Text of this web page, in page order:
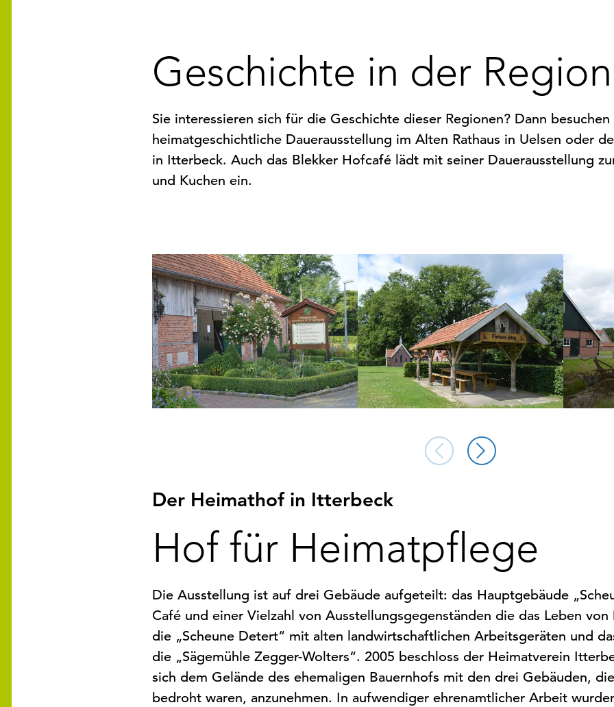
n
d
i
r
:
Geschichte in der
Sie interessieren sich für die Geschichte dieser Regionen? Dann
heimatgeschichtliche Dauerausstellung im Alten Rathaus in Uelsen oder
in Itterbeck. Auch das Blekker Hofcafé lädt mit seiner Dauerausstellung
und Kuchen ein.
Der Heimathof in Itterbeck
Hof für Heimatpflege
Die Ausstellung ist auf drei Gebäude aufgeteilt: das Hauptgebäude
Café und einer Vielzahl von Ausstellungsgegenständen die das Leben
die „Scheune Detert“ mit alten landwirtschaftlichen Arbeitsgeräten und
die „Sägemühle Zegger-Wolters“. 2005 beschloss der Heimatverein
sich dem Gelände des ehemaligen Bauernhofs mit den drei Gebäuden,
bedroht waren, anzunehmen. In aufwendiger ehrenamtlicher Arbeit